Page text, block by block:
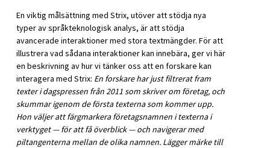
En viktig målsättning med Strix, utöver att stödja nya
typer av språkteknologisk analys, är att stödja
avancerade interaktioner med stora textmängder. För att
illustrera vad sådana interaktioner kan innebära, ger vi här
en beskrivning av hur vi tänker oss att en forskare kan
interagera med Strix: En forskare har just filtrerat fram
texter i dagspressen från 2011 som skriver om företag, och
skummar igenom de första texterna som kommer upp.
Hon väljer att färgmarkera företagsnamnen i texterna i
verktyget — för att få överblick — och navigerar med
piltangenterna mellan de olika namnen. Lägger märke till